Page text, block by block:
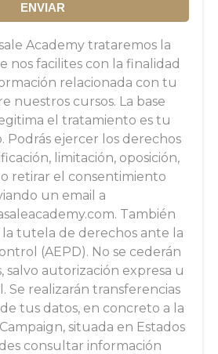
ENVIAR
Academy trataremos la
nos facilites con la finalidad
relacionada con tu
nuestros cursos. La base
el tratamiento es tu
Podrás ejercer los derechos
limitación, oposición,
retirar el consentimiento
un email a
. También
tutela de derechos ante la
(AEPD). No se cederán
salvo autorización expresa u
Se realizarán transferencias
tus datos, en concreto a la
situada en Estados
consultar información